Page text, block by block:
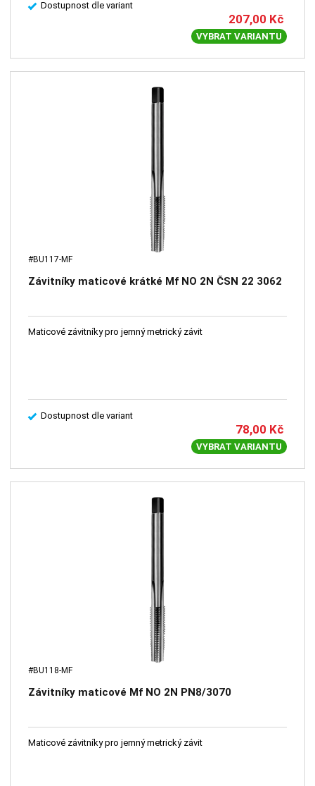
Dostupnost dle variant
207,00 Kč
VYBRAT VARIANTU
#BU117-MF
Závitníky maticové krátké Mf NO 2N ČSN 22 3062
Maticové závitníky pro jemný metrický závit
Dostupnost dle variant
78,00 Kč
VYBRAT VARIANTU
#BU118-MF
Závitníky maticové Mf NO 2N PN8/3070
Maticové závitníky pro jemný metrický závit